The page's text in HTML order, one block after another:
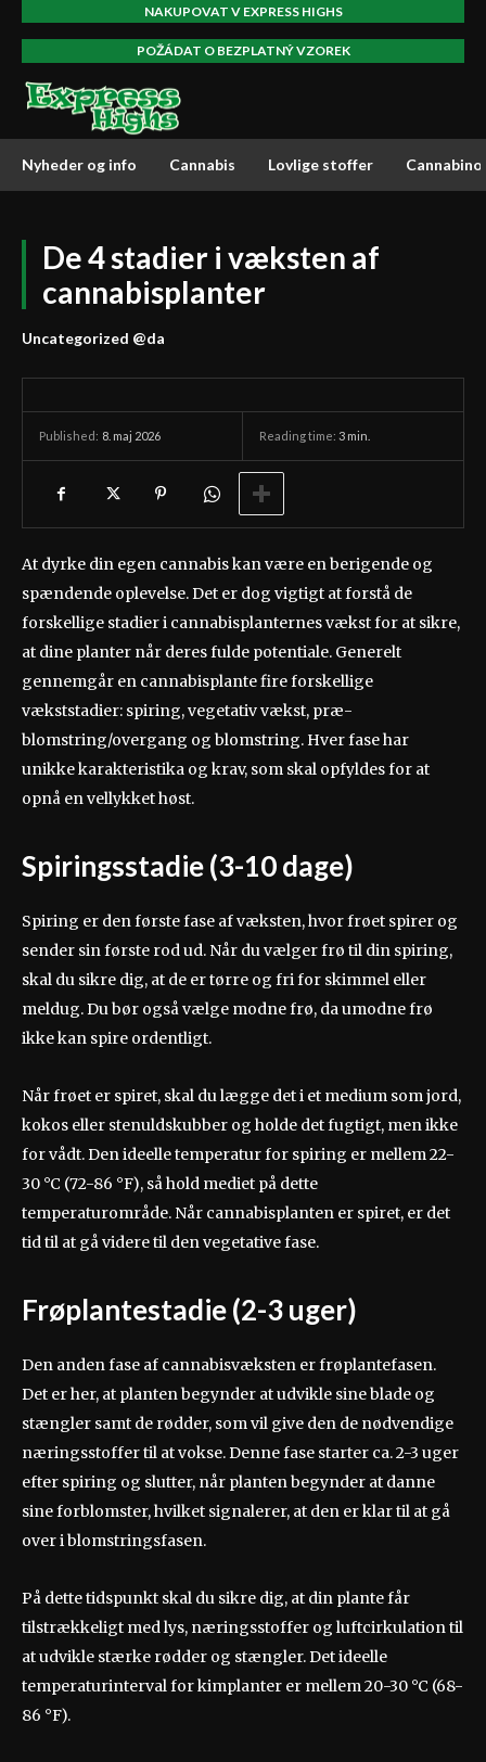
NAKUPOVAT V EXPRESS HIGHS
POŽÁDAT O BEZPLATNÝ VZOREK
Nyheder og info Cannabis Lovlige stoffer
De 4 stadier i væksten af
cannabisplanter
Uncategorized @da
Published: 8. maj 2026 Reading time: 3 min.
At dyrke din egen cannabis kan være en berigende og
spændende oplevelse. Det er dog vigtigt at forstå de
forskellige stadier i cannabisplanternes vækst for at sikre,
at dine planter når deres fulde potentiale. Generelt
gennemgår en cannabisplante fire forskellige
vækststadier: spiring, vegetativ vækst, præ-
blomstring/overgang og blomstring. Hver fase har
unikke karakteristika og krav, som skal opfyldes for at
opnå en vellykket høst.
Spiringsstadie (3-10 dage)
Spiring er den første fase af væksten, hvor frøet spirer og
sender sin første rod ud. Når du vælger frø til din spiring,
skal du sikre dig, at de er tørre og fri for skimmel eller
meldug. Du bør også vælge modne frø, da umodne frø
ikke kan spire ordentligt.
Når frøet er spiret, skal du lægge det i et medium som jord,
kokos eller stenuldskubber og holde det fugtigt, men ikke
for vådt. Den ideelle temperatur for spiring er mellem 22-
30 °C (72-86 °F), så hold mediet på dette
temperaturområde. Når cannabisplanten er spiret, er det
tid til at gå videre til den vegetative fase.
Frøplantestadie (2-3 uger)
Den anden fase af cannabisvæksten er frøplantefasen.
Det er her, at planten begynder at udvikle sine blade og
stængler samt de rødder, som vil give den de nødvendige
næringsstoffer til at vokse. Denne fase starter ca. 2-3 uger
efter spiring og slutter, når planten begynder at danne
sine forblomster, hvilket signalerer, at den er klar til at gå
over i blomstringsfasen.
På dette tidspunkt skal du sikre dig, at din plante får
tilstrækkeligt med lys, næringsstoffer og luftcirkulation til
at udvikle stærke rødder og stængler. Det ideelle
temperaturinterval for kimplanter er mellem 20-30 °C (68-
86 °F).